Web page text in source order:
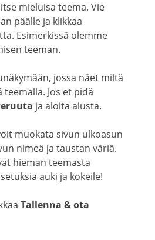
mieluisa teema. Vie
päälle ja klikkaa
Esimerkissä olemme
teeman.
jossa näet miltä
Jos et pidä
ja aloita alusta.
muokata sivun ulkoasun
nimeä ja taustan väriä.
hieman teemasta
auki ja kokeile!
Tallenna & ota